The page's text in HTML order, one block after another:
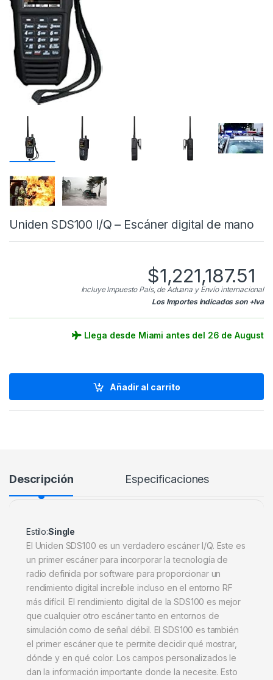
Uniden SDS100 I/Q – Escáner digital de mano
$1,221,187.51
Incluye Impuesto País, de Aduana y Envío internacional
Los Importes indicados son +Iva
Llega desde Miami antes del 26 de August
Añadir al carrito
Descripción Especificaciones
Estilo:Single
El Uniden SDS100 es un verdadero escáner I/Q. Este es
un primer escáner para incorporar la tecnología de
radio definida por software para proporcionar un
rendimiento digital increíble incluso en el entorno RF
más difícil. El rendimiento digital de la SDS100 es mejor
que cualquier otro escáner tanto en entornos de
simulación como de señal débil. El SDS100 es también
el primer escáner que te permite decidir qué mostrar,
dónde y en qué color. Los campos personalizados le
dan la información importante donde la necesite. Esto